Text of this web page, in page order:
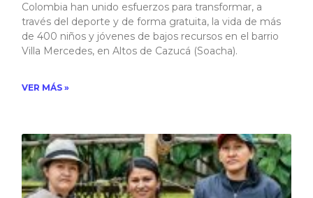
Colombia han unido esfuerzos para transformar, a
través del deporte y de forma gratuita, la vida de más
de 400 niños y jóvenes de bajos recursos en el barrio
Villa Mercedes, en Altos de Cazucá (Soacha).​
VER MÁS »